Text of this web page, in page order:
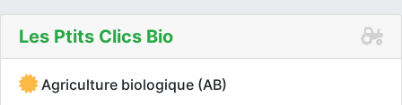
Les Ptits Clics Bio
Agriculture biologique (AB)